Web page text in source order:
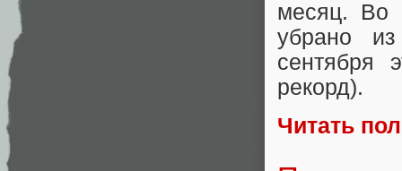
месяц. Во
убрано
сентября
рекорд).
Читать